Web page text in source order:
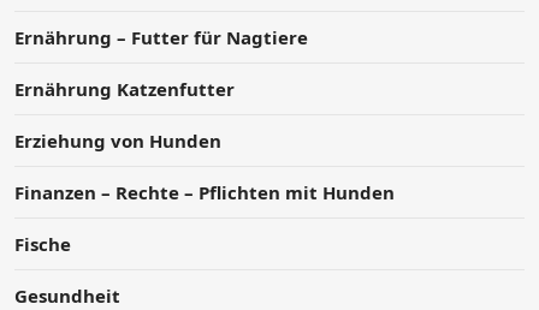
Ernährung – Futter für Nagtiere
Ernährung Katzenfutter
Erziehung von Hunden
Finanzen – Rechte – Pflichten mit Hunden
Fische
Gesundheit